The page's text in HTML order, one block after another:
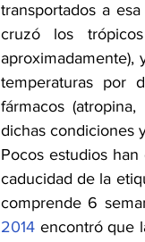
transportados a
cruzó los
aproximadamente),
temperaturas por
fármacos (atropina,
dichas condiciones
Pocos estudios
caducidad de la
comprende 6
2014 encontró que